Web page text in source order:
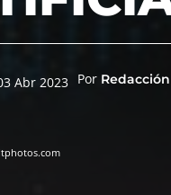
Abr 2023 Por Redacción